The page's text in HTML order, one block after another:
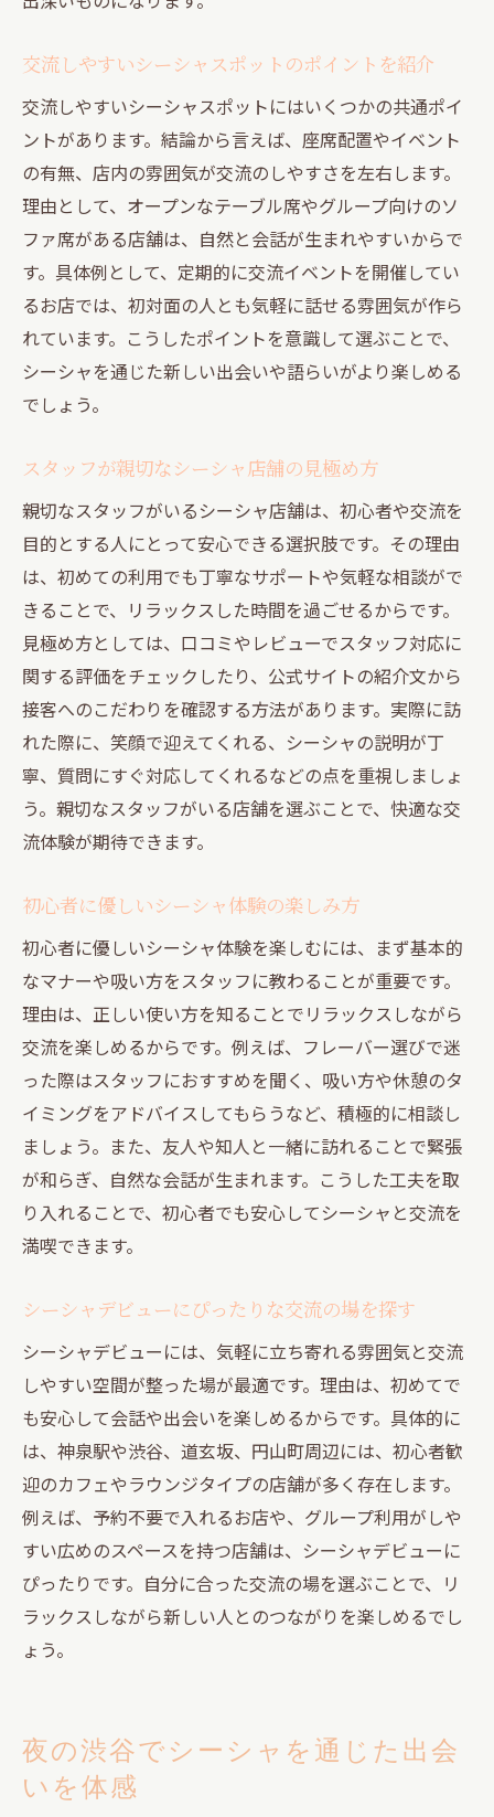
交流しやすいシーシャスポットのポイントを紹介
交流しやすいシーシャスポットにはいくつかの共通ポイ
ントがあります。結論から言えば、座席配置やイベント
の有無、店内の雰囲気が交流のしやすさを左右します。
理由として、オープンなテーブル席やグループ向けのソ
ファ席がある店舗は、自然と会話が生まれやすいからで
す。具体例として、定期的に交流イベントを開催してい
るお店では、初対面の人とも気軽に話せる雰囲気が作ら
れています。こうしたポイントを意識して選ぶことで、
シーシャを通じた新しい出会いや語らいがより楽しめる
でしょう。
スタッフが親切なシーシャ店舗の見極め方
親切なスタッフがいるシーシャ店舗は、初心者や交流を
目的とする人にとって安心できる選択肢です。その理由
は、初めての利用でも丁寧なサポートや気軽な相談がで
きることで、リラックスした時間を過ごせるからです。
見極め方としては、口コミやレビューでスタッフ対応に
関する評価をチェックしたり、公式サイトの紹介文から
接客へのこだわりを確認する方法があります。実際に訪
れた際に、笑顔で迎えてくれる、シーシャの説明が丁
寧、質問にすぐ対応してくれるなどの点を重視しましょ
う。親切なスタッフがいる店舗を選ぶことで、快適な交
流体験が期待できます。
初心者に優しいシーシャ体験の楽しみ方
初心者に優しいシーシャ体験を楽しむには、まず基本的
なマナーや吸い方をスタッフに教わることが重要です。
理由は、正しい使い方を知ることでリラックスしながら
交流を楽しめるからです。例えば、フレーバー選びで迷
った際はスタッフにおすすめを聞く、吸い方や休憩のタ
イミングをアドバイスしてもらうなど、積極的に相談し
ましょう。また、友人や知人と一緒に訪れることで緊張
が和らぎ、自然な会話が生まれます。こうした工夫を取
り入れることで、初心者でも安心してシーシャと交流を
満喫できます。
シーシャデビューにぴったりな交流の場を探す
シーシャデビューには、気軽に立ち寄れる雰囲気と交流
しやすい空間が整った場が最適です。理由は、初めてで
も安心して会話や出会いを楽しめるからです。具体的に
は、神泉駅や渋谷、道玄坂、円山町周辺には、初心者歓
迎のカフェやラウンジタイプの店舗が多く存在します。
例えば、予約不要で入れるお店や、グループ利用がしや
すい広めのスペースを持つ店舗は、シーシャデビューに
ぴったりです。自分に合った交流の場を選ぶことで、リ
ラックスしながら新しい人とのつながりを楽しめるでし
ょう。
夜の渋谷でシーシャを通じた出会
いを体感